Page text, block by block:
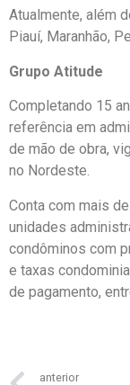
Atualmente, além
Piauí, Maranhão,
Grupo Atitude
Completando 15
referência em
de mão de obra,
no Nordeste.
Conta com mais
unidades
condôminos com
e taxas
de pagamento,
anterior